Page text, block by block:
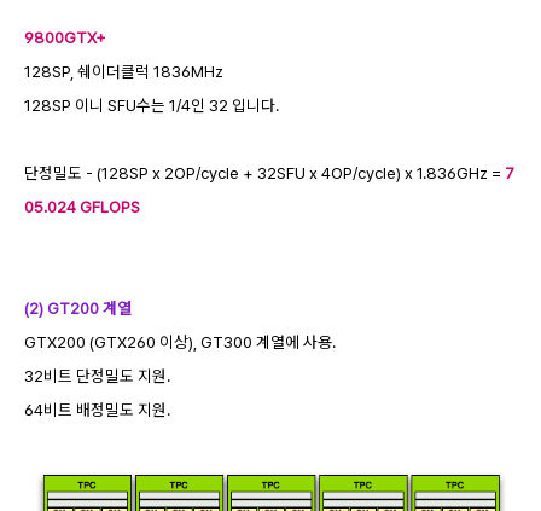
9800GTX+
128SP, 쉐이더클럭 1836MHz
128SP 이니 SFU수는 1/4인 32 입니다.
단정밀도 - (128SP x 2OP/cycle + 32SFU x 4OP/cycle) x 1.836GHz = 7
05.024 GFLOPS
(2) GT200 계열
GTX200 (GTX260 이상), GT300 계열에 사용.
32비트 단정밀도 지원.
64비트 배정밀도 지원.